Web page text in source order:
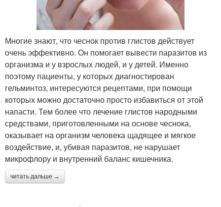
Многие знают, что чеснок против глистов действует
очень эффективно. Он помогает вывести паразитов из
организма и у взрослых людей, и у детей. Именно
поэтому пациенты, у которых диагностирован
гельминтоз, интересуются рецептами, при помощи
которых можно достаточно просто избавиться от этой
напасти. Тем более что лечение глистов народными
средствами, приготовленными на основе чеснока,
оказывает на организм человека щадящее и мягкое
воздействие, и, убивая паразитов, не нарушает
микрофлору и внутренний баланс кишечника.
читать дальше →